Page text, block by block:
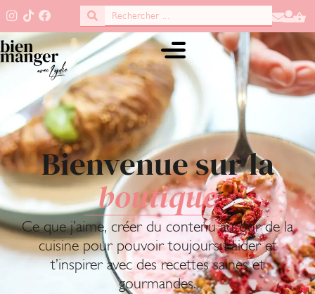
Bienvenue sur la
boutique
Ce que j’aime, créer du contenu autour de la
cuisine pour pouvoir toujours t’aider et
t’inspirer avec des recettes saines et
gourmandes.